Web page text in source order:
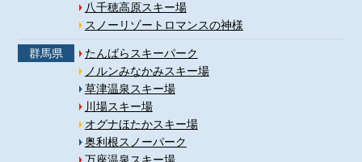
八千穂高原スキー場
スノーリゾートロマンスの神様
群馬県
たんばらスキーパーク
ノルンみなかみスキー場
草津温泉スキー場
川場スキー場
オグナほたかスキー場
奥利根スノーパーク
万座温泉スキー場